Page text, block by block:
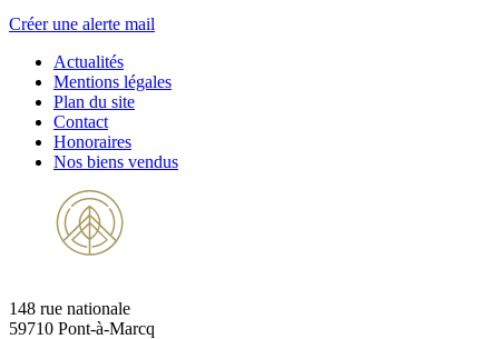
Créer une alerte mail
Actualités
Mentions légales
Plan du site
Contact
Honoraires
Nos biens vendus
148 rue nationale
59710 Pont-à-Marcq